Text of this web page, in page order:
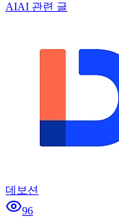
AIAI 관련 글
데보션
96